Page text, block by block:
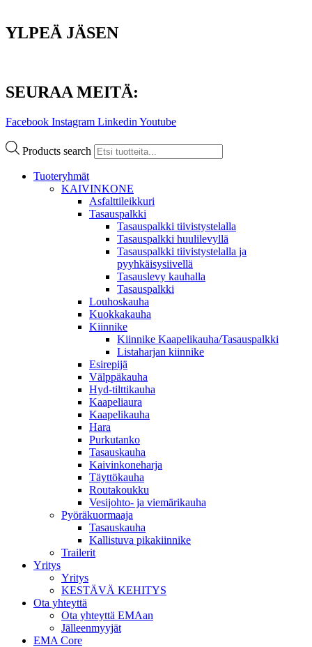
YLPEÄ JÄSEN
SEURAA MEITÄ:
Facebook Instagram Linkedin Youtube
Products search
Tuoteryhmät
KAIVINKONE
Asfalttileikkuri
Tasauspalkki
Tasauspalkki tiivistystelalla
Tasauspalkki huulilevyllä
Tasauspalkki tiivistystelalla ja
pyyhkäisysiivellä
Tasauslevy kauhalla
Tasauspalkki
Louhoskauha
Kuokkakauha
Kiinnike
Kiinnike Kaapelikauha/Tasauspalkki
Listaharjan kiinnike
Esirepijä
Välppäkauha
Hyd-tilttikauha
Kaapeliaura
Kaapelikauha
Hara
Purkutanko
Tasauskauha
Kaivinkoneharja
Täyttökauha
Routakoukku
Vesijohto- ja viemärikauha
Pyöräkuormaaja
Tasauskauha
Kallistuva pikakiinnike
Trailerit
Yritys
Yritys
KESTÄVÄ KEHITYS
Ota yhteyttä
Ota yhteyttä EMAan
Jälleenmyyjät
EMA Core